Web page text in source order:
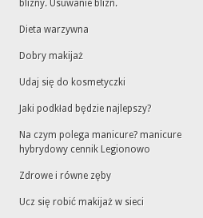
blizny. Usuwanie blizn.
Dieta warzywna
Dobry makijaż
Udaj się do kosmetyczki
Jaki podkład będzie najlepszy?
Na czym polega manicure? manicure
hybrydowy cennik Legionowo
Zdrowe i równe zęby
Ucz się robić makijaż w sieci